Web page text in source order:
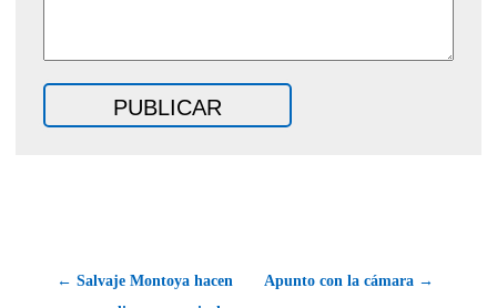
← Salvaje Montoya hacen
Apunto con la cámara →